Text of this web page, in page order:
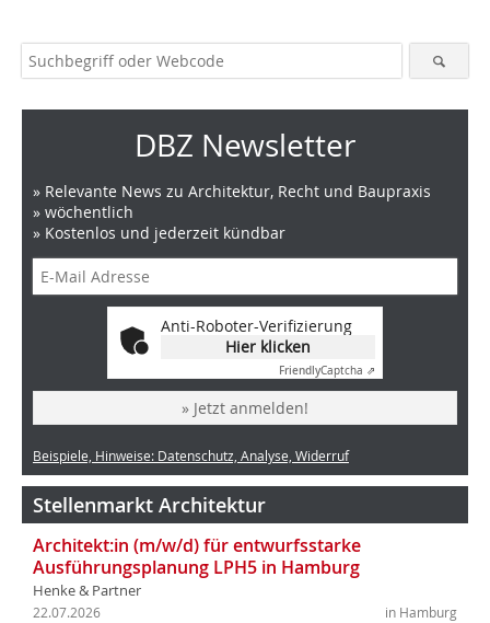
DBZ Newsletter
» Relevante News zu Architektur, Recht und Baupraxis
» wöchentlich
» Kostenlos und jederzeit kündbar
Anti-Roboter-Verifizierung
Hier klicken
FriendlyCaptcha ⇗
» Jetzt anmelden!
Beispiele, Hinweise: Datenschutz, Analyse, Widerruf
Stellenmarkt Architektur
Architekt:in (m/w/d) für entwurfsstarke
Ausführungsplanung LPH5 in Hamburg
Henke & Partner
in Hamburg
22.07.2026